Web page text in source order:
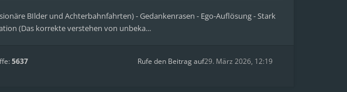
BIlder und Achterbahnfahrten) - Gedankenrasen - Ego-Auflösung - Stark
(Das korrekte verstehen von unbeka...
5637 29. März 2026, 12:19
Rufe den Beitrag auf